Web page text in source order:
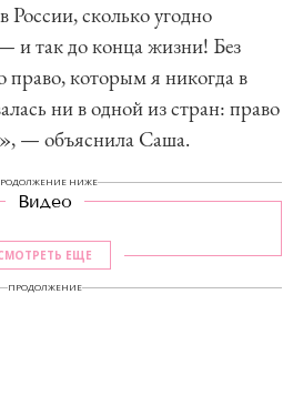
России, сколько угодно
и так до конца жизни! Без
которым я никогда в
ни в одной из стран: право
— объяснила Саша.
НИЖЕ
Видео
ЕЩЕ
ПРОДОЛЖЕНИЕ